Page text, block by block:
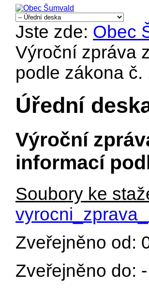
Jste zde: Obec
Výroční zpráva
podle zákona
Úřední
Výroční
informací
Soubory ke
Zveřejněno od:
Zveřejněno do: -